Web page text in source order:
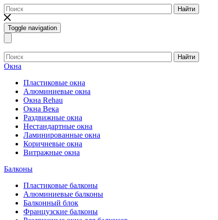
Найти
Toggle navigation
Найти
Окна
Пластиковые окна
Алюминиевые окна
Окна Rehau
Окна Века
Раздвижные окна
Нестандартные окна
Ламинированные окна
Коричневые окна
Витражные окна
Балконы
Пластиковые балконы
Алюминиевые балконы
Балконный блок
Французские балконы